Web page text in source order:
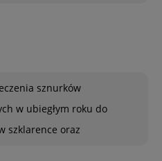
sznurków
w ubiegłym roku do
szklarence oraz